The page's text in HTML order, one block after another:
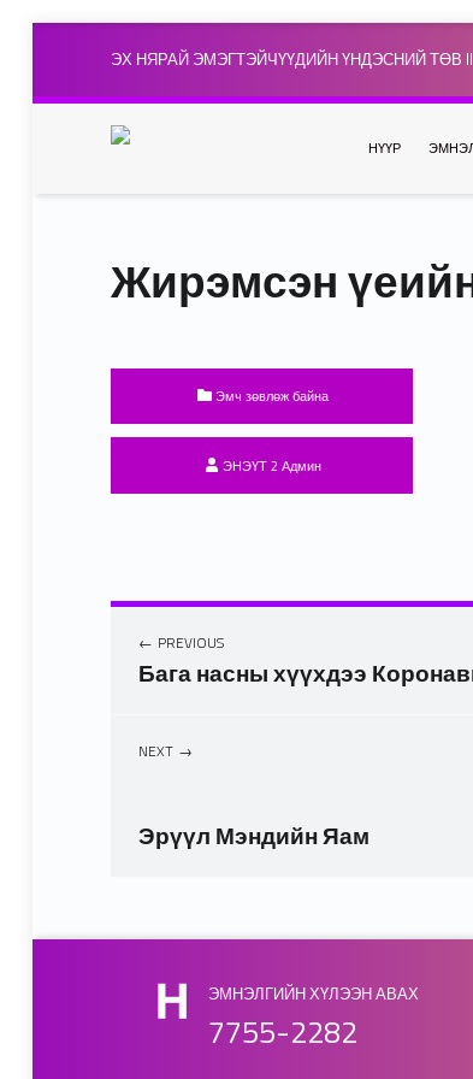
ЭХ НЯРАЙ ЭМЭГТЭЙЧҮҮДИЙН ҮНДЭСНИЙ ТӨВ II
НҮҮР
Жирэмсэн
Categorized in:
Эмч зөвлөж байна
Written by:
ЭНЭҮТ 2 Админ
PREVIOUS
Бага насны хүүхдээ
NEXT
Эрүүл Мэндийн Яам
ЭМНЭЛГИЙН ХҮЛЭЭН АВАХ
7755-2282